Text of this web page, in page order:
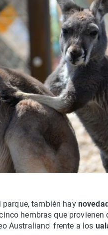
parque, también hay
hembras que provienen
Australiano' frente a los